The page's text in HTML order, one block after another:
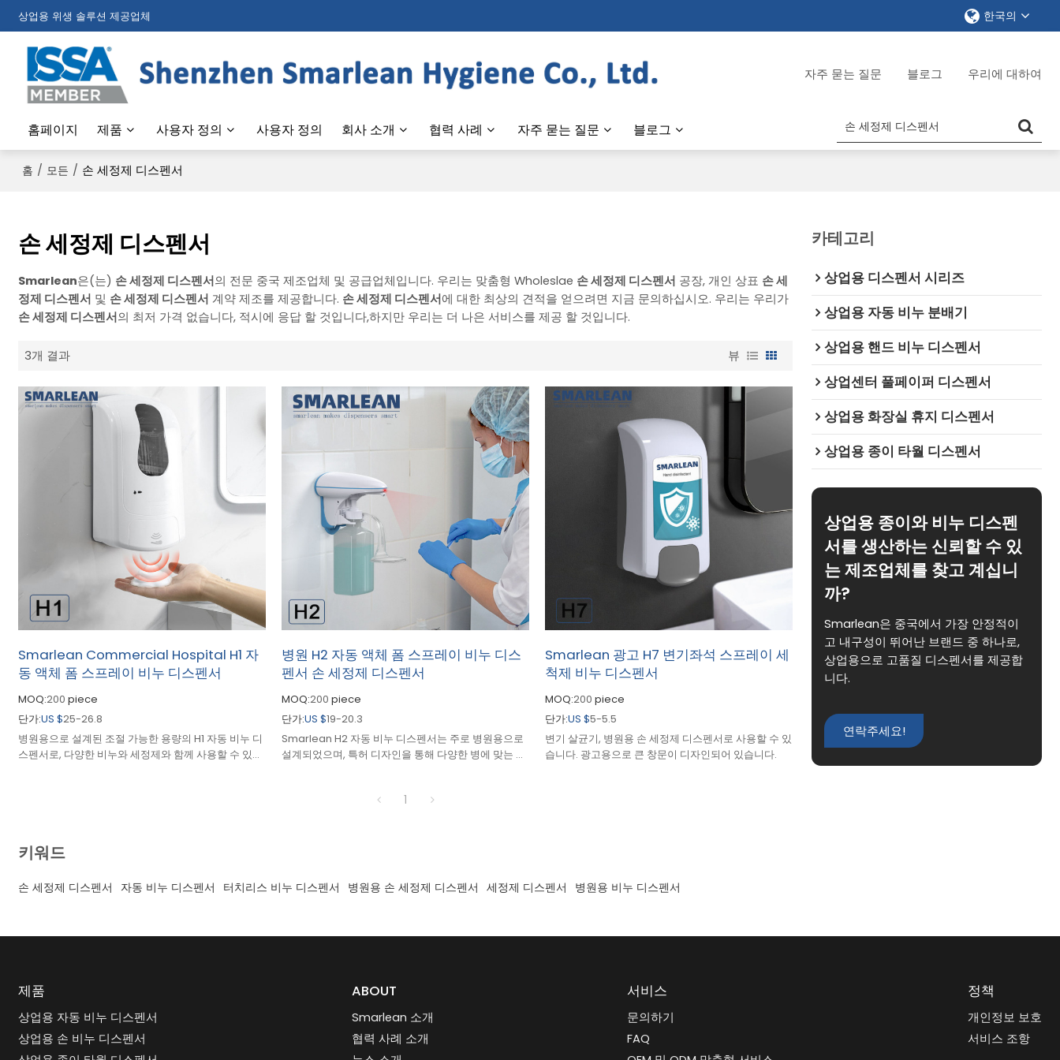
상업용 위생 솔루션 제공업체 한국의
자주 묻는 질문 블로그 우리에 대하여
홈페이지 제품 사용자 정의 사용자 정의 회사 소개 협력 사례 자주 묻는 질문 블로그
홈 / 모든 / 손 세정제 디스펜서
손 세정제 디스펜서
Smarlean은(는) 손 세정제 디스펜서의 전문 중국 제조업체 및 공급업체입니다. 우리는 맞춤형 Wholeslae 손 세정제 디스펜서 공장, 개인 상표 손 세
정제 디스펜서 및 손 세정제 디스펜서 계약 제조를 제공합니다. 손 세정제 디스펜서에 대한 최상의 견적을 얻으려면 지금 문의하십시오. 우리는 우리가
손 세정제 디스펜서의 최저 가격 없습니다, 적시에 응답 할 것입니다,하지만 우리는 더 나은 서비스를 제공 할 것입니다.
3개 결과 뷰
Smarlean Commercial Hospital H1 자
동 액체 폼 스프레이 비누 디스펜서
MOQ:200 piece
단가:US $25-26.8
병원용으로 설계된 조절 가능한 용량의 H1 자동 비누 디
스펜서로, 다양한 비누와 세정제와 함께 사용할 수 있습
병원 H2 자동 액체 폼 스프레이 비누 디스
펜서 손 세정제 디스펜서
MOQ:200 piece
단가:US $19-20.3
Smarlean H2 자동 비누 디스펜서는 주로 병원용으로
설계되었으며, 특허 디자인을 통해 다양한 병에 맞는 모
Smarlean 광고 H7 변기좌석 스프레이 세
척제 비누 디스펜서
MOQ:200 piece
단가:US $5-5.5
변기 살균기, 병원용 손 세정제 디스펜서로 사용할 수 있
습니다. 광고용으로 큰 창문이 디자인되어 있습니다.
1
키워드
손 세정제 디스펜서 자동 비누 디스펜서 터치리스 비누 디스펜서 병원용 손 세정제 디스펜서 세정제 디스펜서 병원용 비누 디스펜서
카테고리
상업용 디스펜서 시리즈
상업용 자동 비누 분배기
상업용 핸드 비누 디스펜서
상업센터 풀페이퍼 디스펜서
상업용 화장실 휴지 디스펜서
상업용 종이 타월 디스펜서
상업용 종이와 비누 디스펜
서를 생산하는 신뢰할 수 있
는 제조업체를 찾고 계십니
까?
Smarlean은 중국에서 가장 안정적이
고 내구성이 뛰어난 브랜드 중 하나로,
상업용으로 고품질 디스펜서를 제공합
니다.
연락주세요!
제품
상업용 자동 비누 디스펜서
상업용 손 비누 디스펜서
ABOUT
Smarlean 소개
협력 사례 소개
서비스
문의하기
FAQ
정책
개인정보 보호
서비스 조항